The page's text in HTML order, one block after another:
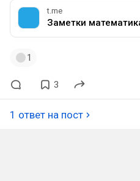
t.me
Заметки
1
3
1 ответ на пост